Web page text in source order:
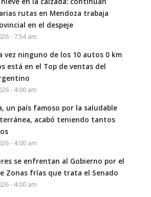
rutas en Mendoza trabaja
en el despeje
- 7:54 am
vez ninguno de los 10 autos 0 km
está en el Top de ventas del
- 4:00 am
un país famoso por la saludable
acabó teniendo tantos
- 4:00 am
se enfrentan al Gobierno por el
Zonas frías que trata el Senado
- 4:00 am